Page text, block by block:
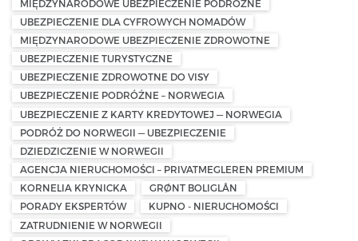
MIĘDZYNARODOWE UBEZPIECZENIE PODRÓŻNE
UBEZPIECZENIE DLA CYFROWYCH NOMADÓW
MIĘDZYNARODOWE UBEZPIECZENIE ZDROWOTNE
UBEZPIECZENIE TURYSTYCZNE
UBEZPIECZENIE ZDROWOTNE DO VISY
UBEZPIECZENIE PODRÓŻNE – NORWEGIA
UBEZPIECZENIE Z KARTY KREDYTOWEJ — NORWEGIA
PODRÓŻ DO NORWEGII — UBEZPIECZENIE
DZIEDZICZENIE W NORWEGII
AGENCJA NIERUCHOMOŚCI – PRIVATMEGLEREN PREMIUM
KORNELIA KRYNICKA
GRØNT BOLIGLÅN
PORADY EKSPERTÓW
KUPNO - NIERUCHOMOŚCI
ZATRUDNIENIE W NORWEGII